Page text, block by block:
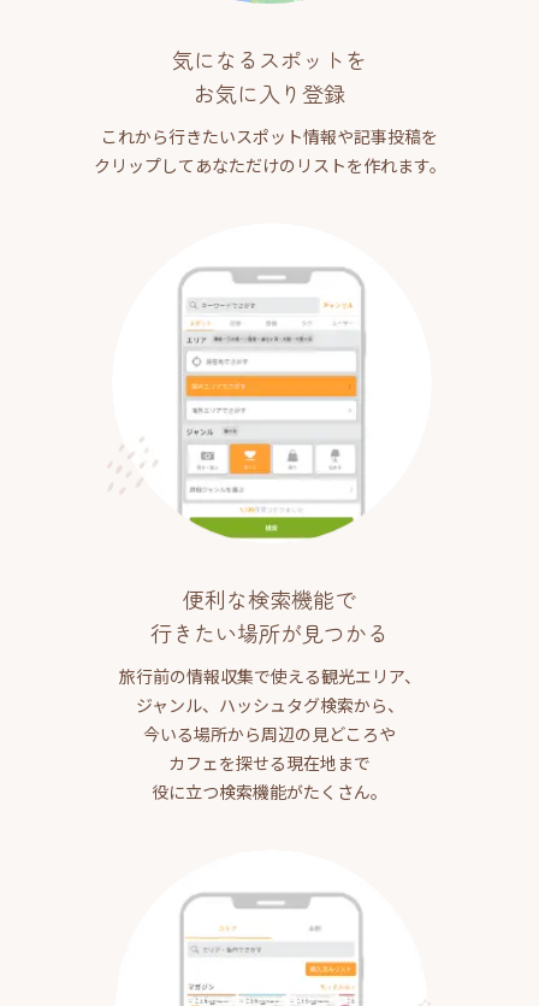
気になるスポットを
お気に入り登録
これから行きたいスポット情報や記事投稿を
クリップしてあなただけのリストを作れます。
便利な検索機能で
行きたい場所が見つかる
旅行前の情報収集で使える観光エリア、
ジャンル、ハッシュタグ検索から、
今いる場所から周辺の見どころや
カフェを探せる現在地まで
役に立つ検索機能がたくさん。